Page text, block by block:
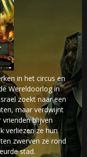
in het circus en
Wereldoorlog in
zoekt naar een
maar verdwijnt
blijven
verliezen ze hun
zwerven ze rond
stad.